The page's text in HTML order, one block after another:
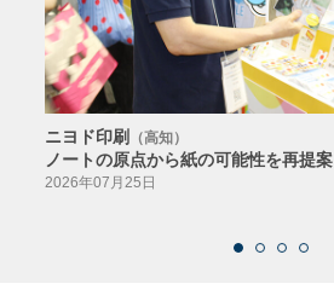
ニヨド印刷 （高知）
ノートの原点から紙の可能性を再提案
2026年07月25日